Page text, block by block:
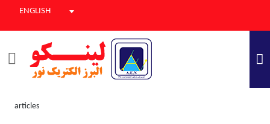
ENGLISH
articles